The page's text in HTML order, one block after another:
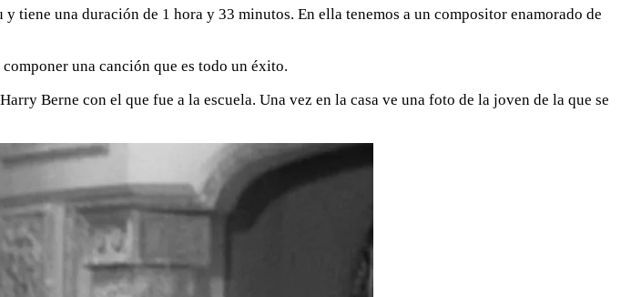
tiene una duración de 1 hora y 33 minutos. En ella tenemos a un compositor enamorado de
una canción que es todo un éxito.
Berne con el que fue a la escuela. Una vez en la casa ve una foto de la joven de la que se